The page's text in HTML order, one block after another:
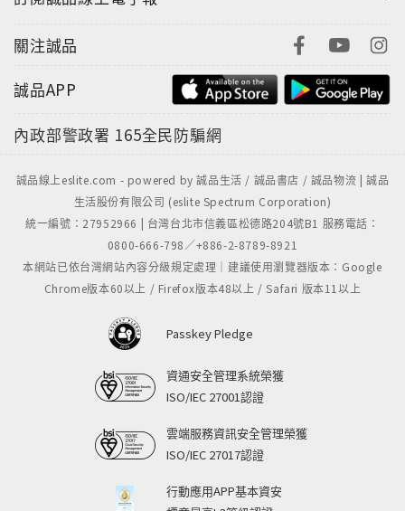
第二節 何謂法律
第三節 法律之權利關係
第四節 法律之義務關係
第二章 法律之淵源
第一節 法律淵源之概念
第二節 直接法源
第三節 間接法源
第三章 法系之發展與內涵
第一節 法系之意義
關注誠品
誠品APP
內政部警政署 165全民防騙網
誠品線上eslite.com - powered by 誠品生活 / 誠品書店 / 誠品物流 | 誠品
生活股份有限公司 (eslite Spectrum Corporation)
統一編號：27952966 | 台灣台北市信義區松德路204號B1 服務電話：
0800-666-798／+886-2-8789-8921
本網站已依台灣網站內容分級規定處理｜建議使用瀏覽器版本：Google
Chrome版本60以上 / Firefox版本48以上 / Safari 版本11以上
Passkey Pledge
資通安全管理系統榮獲
ISO/IEC 27001認證
雲端服務資訊安全管理榮獲
ISO/IEC 27017認證
行動應用APP基本資安